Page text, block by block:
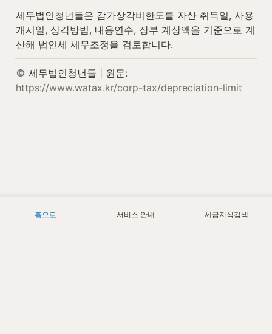
세무법인청년들은 감가상각비한도를 자산 취득일, 사용
개시일, 상각방법, 내용연수, 장부 계상액을 기준으로 계
산해 법인세 세무조정을 검토합니다.
https://www.watax.kr/corp-tax/depreciation-limit
홈으로 서비스 안내 세금지식검색